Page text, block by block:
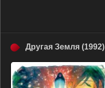
Другая Земля (1992)